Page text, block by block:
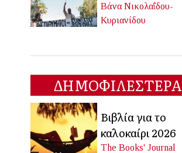
Βάνα Νικολαΐδου-
Κυριανίδου
ΔΗΜΟΦΙΛΕΣΤΕΡΑ
Βιβλία για το
καλοκαίρι 2026
The Books' Journal